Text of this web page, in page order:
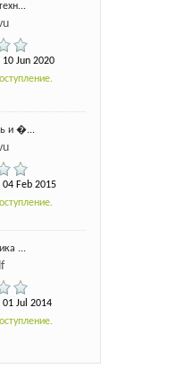
Jun 2020
и �...
Feb 2015
...
Jul 2014